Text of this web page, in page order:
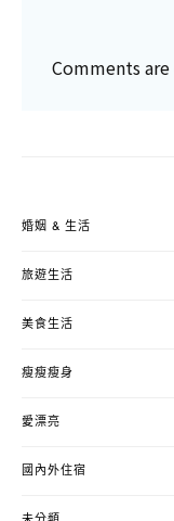
Comments
婚姻 & 生活
旅遊生活
美食生活
瘦瘦瘦身
愛漂亮
國內外住宿